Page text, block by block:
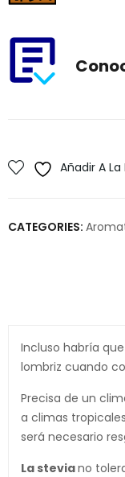
Añadir A
CATEGORIES:
Incluso habría
lombriz cuando
Precisa de un
a climas
será necesario
La steviano